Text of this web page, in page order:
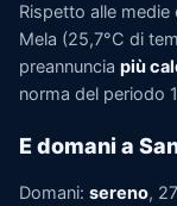
Rispetto alle
Mela (25,7°C di
preannuncia più
norma del periodo
E domani a
Domani: sereno,